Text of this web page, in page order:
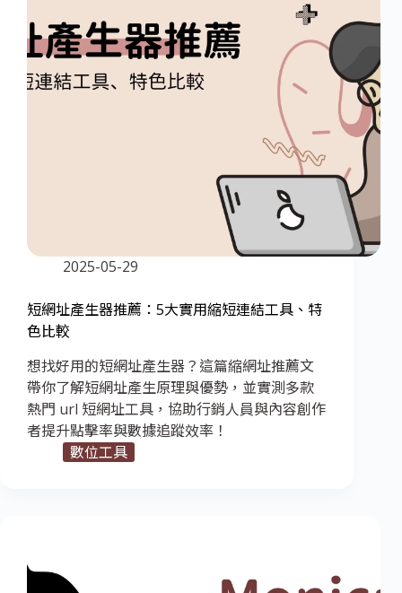
2025-05-29
短網址產生器推薦：5大實用縮短連結工具、特
色比較
想找好用的短網址產生器？這篇縮網址推薦文
帶你了解短網址產生原理與優勢，並實測多款
熱門 url 短網址工具，協助行銷人員與內容創作
者提升點擊率與數據追蹤效率！
數位工具